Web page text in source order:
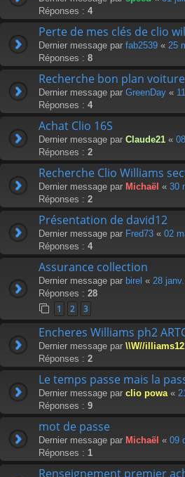
Réponses : 4
Perte de mes clés de clio
Dernier message par fab2539 « 25
Réponses : 8
Recherche bon plan
Dernier message par GreenDay «
Réponses : 4
Achat Clio 16S
Dernier message par Claude21 «
Réponses : 2
Recherche Clio Williams
Dernier message par Michaël « 30
Réponses : 2
Présentation de david12
Dernier message par Fred73 « 02
Réponses : 4
Assurance collection
Dernier message par birel « 28
Réponses : 28
1 2 3
Encheres Williams ph2
Dernier message par \\W//
Réponses : 2
Le temps passe mais la
Dernier message par clio powa «
Réponses : 9
mot de passe
Dernier message par Michaël « 09
Réponses : 1
Renseignement premier